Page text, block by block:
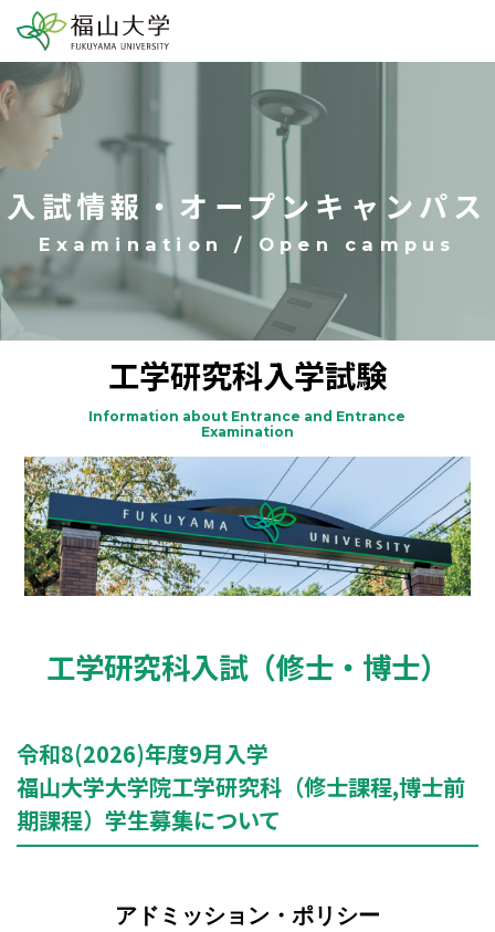
入試情報・オープンキャンパス
工学研究科入学試験
Information about Entrance and Entrance
Examination
工学研究科入試（修士・博士）
令和8(2026)年度9月入学
福山大学大学院工学研究科（修士課程,博士前
期課程）学生募集について
アドミッション・ポリシー